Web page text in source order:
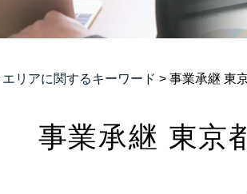
エリアに関するキーワード > 事業承継 東
事業承継 東京